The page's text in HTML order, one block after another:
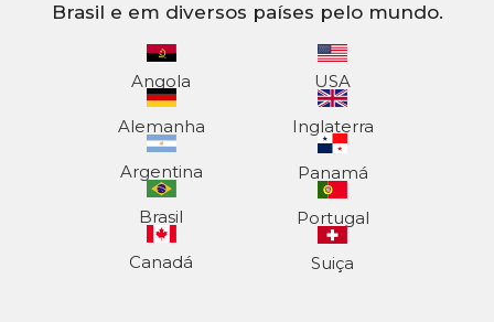
Brasil e em diversos países pelo mundo.
Angola
Alemanha
Argentina
Brasil
Canadá
USA
Inglaterra
Panamá
Portugal
Suiça